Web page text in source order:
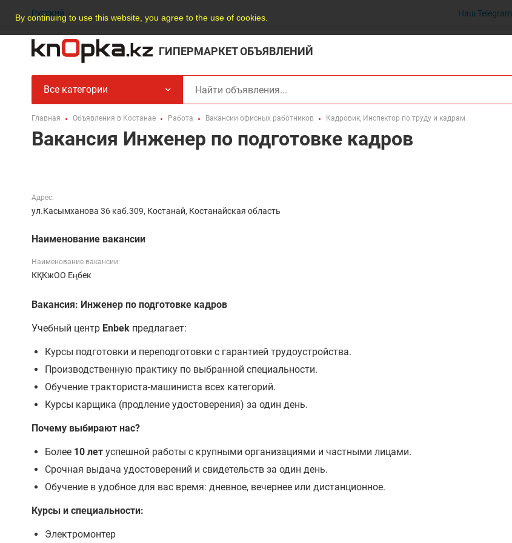
By continuing to use this website, you agree to the use of cookies.
Русский Наш Telegram
ГИПЕРМАРКЕТ ОБЪЯВЛЕНИЙ
Все категории
Главная Объявления в Костанае Работа Вакансии офисных работников Кадровик, Инспектор по труду и кадрам
Вакансия Инженер по подготовке кадров
Адрес:
ул.Касымханова 36 каб.309, Костанай, Костанайская область
Наименование вакансии
Наименование вакансии:
КҚКжОО Еңбек
Вакансия: Инженер по подготовке кадров
Учебный центр Enbek предлагает:
Курсы подготовки и переподготовки с гарантией трудоустройства.
Производственную практику по выбранной специальности.
Обучение тракториста-машиниста всех категорий.
Курсы карщика (продление удостоверения) за один день.
Почему выбирают нас?
Более 10 лет успешной работы с крупными организациями и частными лицами.
Срочная выдача удостоверений и свидетельств за один день.
Обучение в удобное для вас время: дневное, вечернее или дистанционное.
Курсы и специальности:
Электромонтер